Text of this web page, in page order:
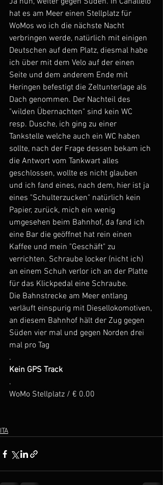
hat es am Meer einen Stellplatz für
WoMos wo ich die nächste Nacht
verbringen werde, natürlich mit einigen
Deutschen auf dem Platz, diesmal habe
ich über mit dem Velo auf der einen
Seite und dem anderem Ende mit
Heringen befestigt die Zeltunterlage als
Dach genommen. Der Nachteil des
"wilden Übernachten" sind kein WC
resp. Dusche, ich ging zu einer
Tankstelle welche auch ein WC haben
sollte, nach der Frage dessen bekam ich
die Antwort vom Tankwart alles
geschlossen, wollte es nicht glauben
und ich fand eines, nach dem, hier ist ja
eines "Schulterzucken" natürlich kein
Papier, zurück, mich ein wenig
umgesehen beim Bahnhof, da fand ich
eine Bar die geöffnet hat rein einen
Kaffee und mein "Geschäft" zu
verrichten. Schraube locker (nicht ich)
an einem Schuh verlor ich an der Platte
für das Klickpedal eine Schraube.
Die Bahnstrecke am Meer entlang
verläuft einspurig mit Diesellokomotiven,
an diesem Bahnhof hält der Zug gegen
Süden vier mal und gegen Norden drei
mal pro Tag
.
Kein GPS Track
.
WoMo Stellplatz / € 0.00
ITA